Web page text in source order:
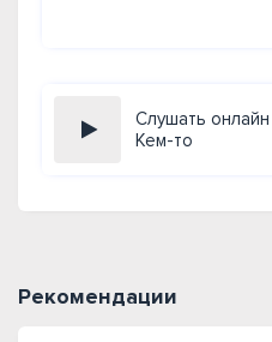
Слушать
Кем-то
Рекомендации